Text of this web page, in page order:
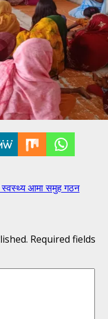
स्वस्थ्य आमा समुह गठन
Required fields